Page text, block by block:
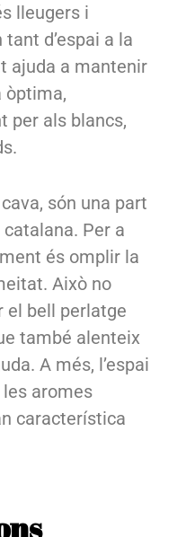
lleugers i
d’espai a la
ajuda a mantenir
òptima,
per als blancs,
són una part
Per a
és omplir la
Això no
el bell perlatge
també alenteix
A més, l’espai
aromes
característica